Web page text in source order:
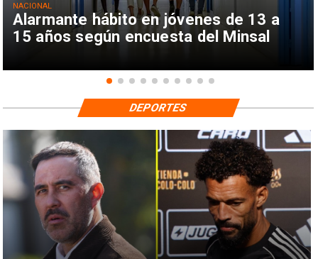
Alarmante hábito en jóvenes de 13 a
15 años según encuesta del Minsal
NACIONAL
DEPORTES